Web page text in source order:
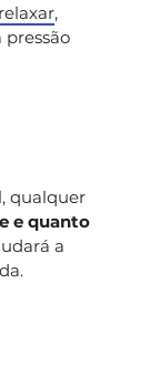
,
qualquer
e quanto
a